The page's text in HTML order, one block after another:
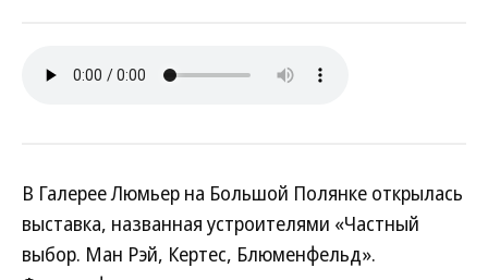
В Галерее Люмьер на Большой Полянке открылась
выставка, названная устроителями «Частный
выбор. Ман Рэй, Кертес, Блюменфельд».